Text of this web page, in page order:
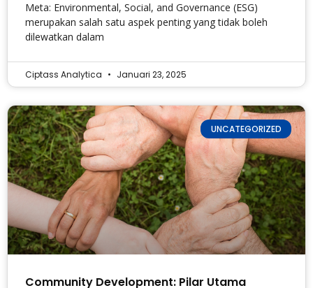
Meta: Environmental, Social, and Governance (ESG)
merupakan salah satu aspek penting yang tidak boleh
dilewatkan dalam
Ciptass Analytica Januari 23, 2025
UNCATEGORIZED
Community Development: Pilar Utama